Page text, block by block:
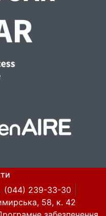
(044) 239-33-30
58, к. 42